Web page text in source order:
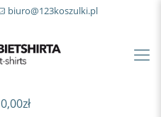
biuro@123koszulki.pl
0,00zł